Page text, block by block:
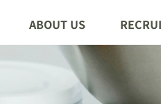
ABOUT US